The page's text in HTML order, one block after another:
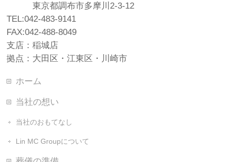
東京都調布市多摩川2-3-12
TEL:042-483-9141
FAX:042-488-8049
支店：稲城店
拠点：大田区・江東区・川崎市
ホーム
当社の想い
当社のおもてなし
Lin MC Groupについて